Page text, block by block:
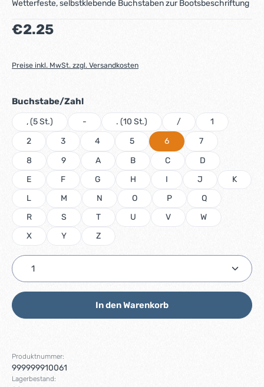
Wetterfeste, selbstklebende Buchstaben zur Bootsbeschriftung
Regulärer Preis:
€2.25
Preise inkl. MwSt. zzgl. Versandkosten
Buchstabe/Zahlauswählen
, (5 St.) - . (10 St.) /
1
2
3 4 5 6
7
8
9 A B C
D
E
F G H I J
K
L
M N O P
Q
R
S T U V
W
X
Y Z
Produkt Anzahl: Gib den gewünschten Wert ein
In den Warenkorb
Produktnummer:
999999910061
Lagerbestand: